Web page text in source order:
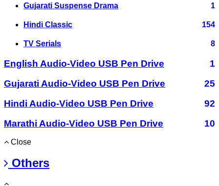
Gujarati Suspense Drama 1
Hindi Classic 154
TV Serials 8
English Audio-Video USB Pen Drive
1
Gujarati Audio-Video USB Pen Drive
25
Hindi Audio-Video USB Pen Drive
92
Marathi Audio-Video USB Pen Drive
10
Close
Others